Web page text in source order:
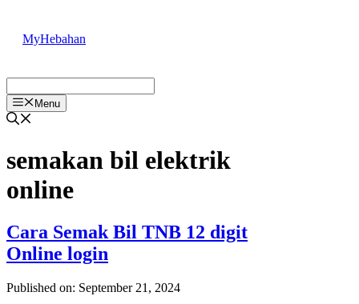
content
MyHebahan
Menu
semakan bil elektrik
online
Cara Semak Bil TNB 12 digit
Online login
Published on: September 21, 2024